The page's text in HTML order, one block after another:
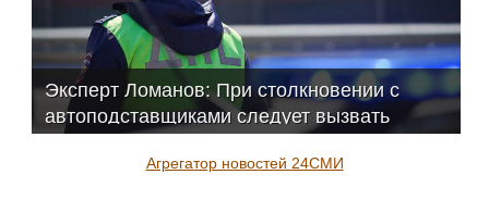
Эксперт Ломанов: При столкновении с
автоподставщиками следует вызвать
Агрегатор новостей 24СМИ